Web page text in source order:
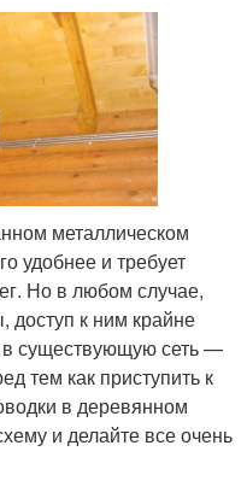
металлическом
удобнее и требует
Но в любом случае,
доступ к ним крайне
в существующую сеть —
тем как приступить к
в деревянном
и делайте все очень